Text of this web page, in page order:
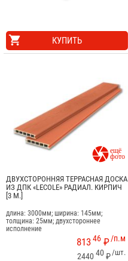
КУПИТЬ

ДВУХСТОРОННЯЯ ТЕРРАСНАЯ ДОСКА
ИЗ ДПК «LECOLE» РАДИАЛ. КИРПИЧ
[3 М.]
длина: 3000мм; ширина: 145мм;
толщина: 25мм; двухстороннее
исполнение
/п.м
81346 ₽
/шт.
2440 40 ₽